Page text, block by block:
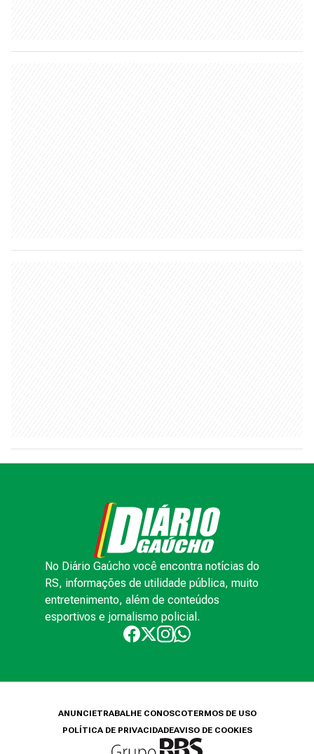
No Diário Gaúcho você encontra notícias do
RS, informações de utilidade pública, muito
entretenimento, além de conteúdos
esportivos e jornalismo policial.
ANUNCIETRABALHE CONOSCOTERMOS DE USO
POLÍTICA DE PRIVACIDADEAVISO DE COOKIES